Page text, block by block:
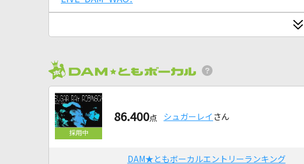
86.400点 シュガーレイ さん
DAM★ともボーカルエントリーランキング